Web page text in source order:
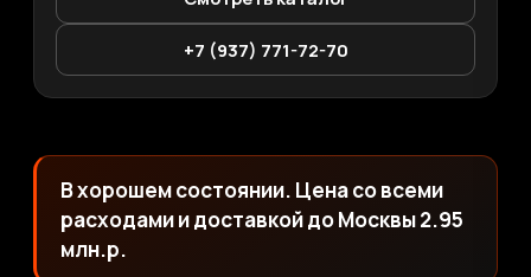
+7 (937) 771-72-70
В хорошем состоянии. Цена со всеми
расходами и доставкой до Москвы 2.95
млн.р.